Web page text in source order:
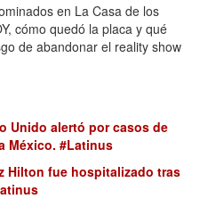
en La Casa de los
cómo quedó la placa y qué
de abandonar el reality show
Unido alertó por casos de
México. #Latinus
Hilton fue hospitalizado tras